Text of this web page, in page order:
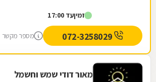
זמיןעד 17:00
מספר מקשר
מאור דודי שמש וחשמל